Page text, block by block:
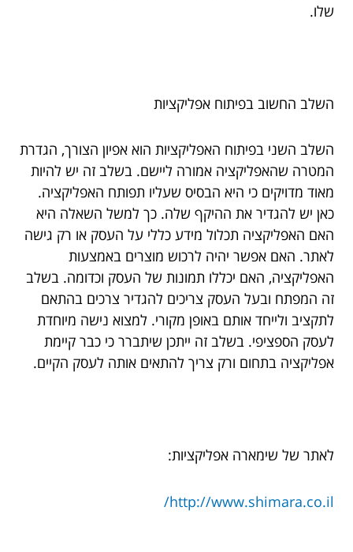
שלו.
השלב החשוב בפיתוח אפליקציות
השלב השני בפיתוח האפליקציות הוא אפיון הצורך, הגדרת
המטרה שהאפליקציה אמורה ליישם. בשלב זה יש להיות
מאוד מדויקים כי היא הבסיס שעליו תפותח האפליקציה.
כאן יש להגדיר את ההיקף שלה. כך למשל השאלה היא
האם האפליקציה תכלול מידע כללי על העסק או רק גישה
לאתר. האם אפשר יהיה לרכוש מוצרים באמצעות
האפליקציה, האם יכללו תמונות של העסק וכדומה. בשלב
זה המפתח ובעל העסק צריכים להגדיר צרכים בהתאם
לתקציב ולייחד אותם באופן מקורי. למצוא נישה מיוחדת
לעסק הספציפי. בשלב זה ייתכן שיתברר כי כבר קיימת
אפליקציה בתחום ורק צריך להתאים אותה לעסק הקיים.
לאתר של שימארה אפליקציות:
http://www.shimara.co.il/